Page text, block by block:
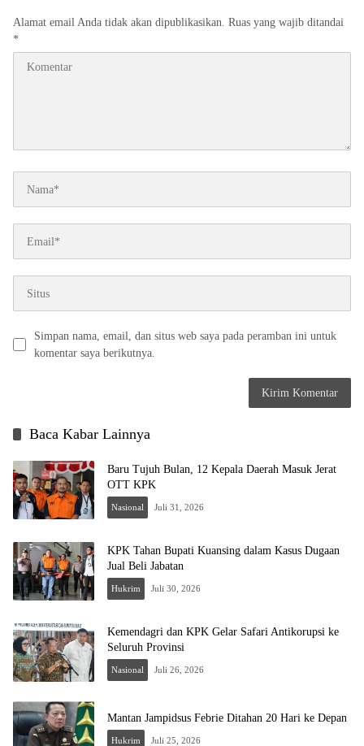
Alamat email Anda tidak akan dipublikasikan. Ruas yang wajib ditandai
*
Simpan nama, email, dan situs web saya pada peramban ini untuk
komentar saya berikutnya.
Baca Kabar Lainnya
Baru Tujuh Bulan, 12 Kepala Daerah Masuk Jerat
OTT KPK
Nasional Juli 31, 2026
KPK Tahan Bupati Kuansing dalam Kasus Dugaan
Jual Beli Jabatan
Hukrim Juli 30, 2026
Kemendagri dan KPK Gelar Safari Antikorupsi ke
Seluruh Provinsi
Nasional Juli 26, 2026
Mantan Jampidsus Febrie Ditahan 20 Hari ke Depan
Hukrim Juli 25, 2026